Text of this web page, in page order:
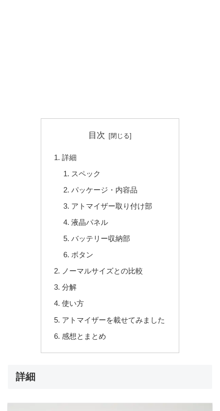
目次
詳細
スペック
パッケージ・内容品
アトマイザー取り付け部
液晶パネル
バッテリー収納部
ボタン
ノーマルサイズとの比較
分解
使い方
アトマイザーを載せてみました
感想とまとめ
詳細